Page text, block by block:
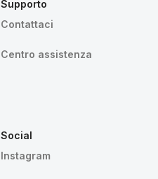
Supporto
Contattaci
Centro assistenza
Social
Instagram